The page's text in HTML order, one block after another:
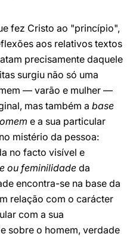
fez Cristo ao "princípio",
aos relativos textos
precisamente daquele
surgiu não só uma
— varão e mulher —
mas também a base
e a sua particular
mistério da pessoa:
no facto visível e
ou feminilidade da
encontra-se na base da
relação com o carácter
com a sua
sobre o homem, verdade